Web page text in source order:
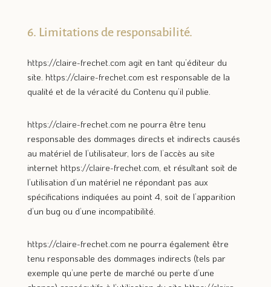
6. Limitations de responsabilité.
https://claire-frechet.com agit en tant qu’éditeur du
site. https://claire-frechet.com est responsable de la
qualité et de la véracité du Contenu qu’il publie.
https://claire-frechet.com ne pourra être tenu
responsable des dommages directs et indirects causés
au matériel de l’utilisateur, lors de l’accès au site
internet https://claire-frechet.com, et résultant soit de
l’utilisation d’un matériel ne répondant pas aux
spécifications indiquées au point 4, soit de l’apparition
d’un bug ou d’une incompatibilité.
https://claire-frechet.com ne pourra également être
tenu responsable des dommages indirects (tels par
exemple qu’une perte de marché ou perte d’une